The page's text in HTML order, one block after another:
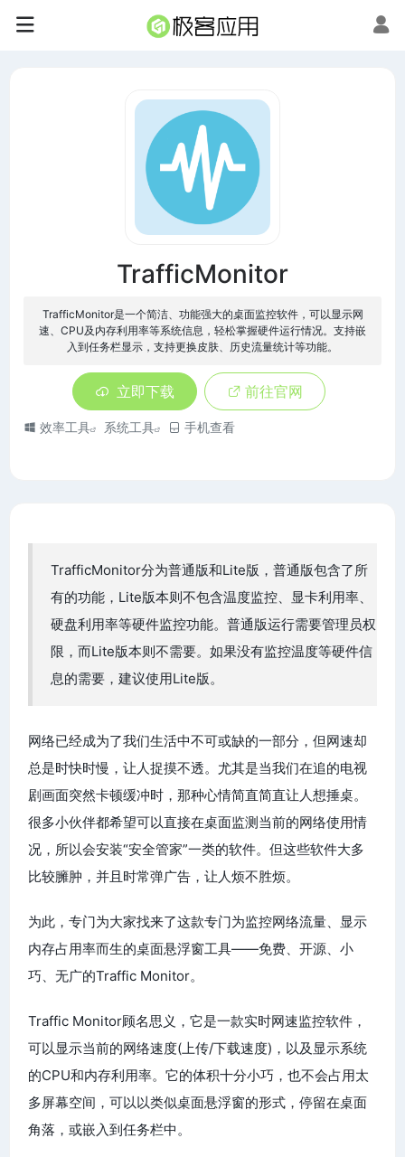
TrafficMonitor
TrafficMonitor是一个简洁、功能强大的桌面监控软件，可以显示网
速、CPU及内存利用率等系统信息，轻松掌握硬件运行情况。支持嵌
入到任务栏显示，支持更换皮肤、历史流量统计等功能。
立即下载 前往官网
效率工具 系统工具 手机查看
TrafficMonitor分为普通版和Lite版，普通版包含了所
有的功能，Lite版本则不包含温度监控、显卡利用率、
硬盘利用率等硬件监控功能。普通版运行需要管理员权
限，而Lite版本则不需要。如果没有监控温度等硬件信
息的需要，建议使用Lite版。
网络已经成为了我们生活中不可或缺的一部分，但网速却
总是时快时慢，让人捉摸不透。尤其是当我们在追的电视
剧画面突然卡顿缓冲时，那种心情简直简直让人想捶桌。
很多小伙伴都希望可以直接在桌面监测当前的网络使用情
况，所以会安装“安全管家”一类的软件。但这些软件大多
比较臃肿，并且时常弹广告，让人烦不胜烦。
为此，专门为大家找来了这款专门为监控网络流量、显示
内存占用率而生的桌面悬浮窗工具——免费、开源、小
巧、无广的Traffic Monitor。
Traffic Monitor顾名思义，它是一款实时网速监控软件，
可以显示当前的网络速度(上传/下载速度)，以及显示系统
的CPU和内存利用率。它的体积十分小巧，也不会占用太
多屏幕空间，可以以类似桌面悬浮窗的形式，停留在桌面
角落，或嵌入到任务栏中。